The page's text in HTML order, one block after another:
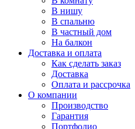
В нишу
В спальню
В частный дом
На балкон
Доставка и оплата
Как сделать заказ
Доставка
Оплата и рассрочка
О компании
Производство
Гарантия
Портфолио